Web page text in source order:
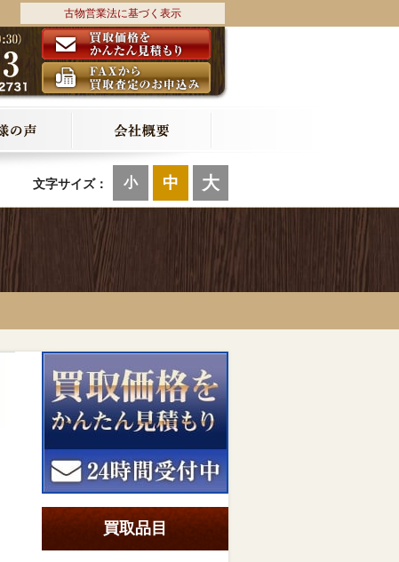
古物営業法に基づく表示
文字サイズ： 小 中 大
買取品目